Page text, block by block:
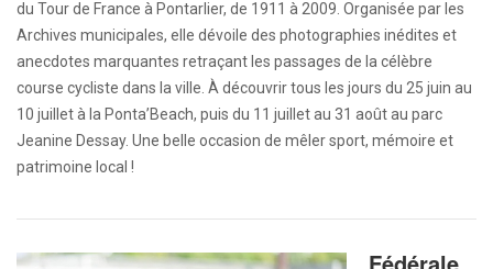
du Tour de France à Pontarlier, de 1911 à 2009. Organisée par les
Archives municipales, elle dévoile des photographies inédites et
anecdotes marquantes retraçant les passages de la célèbre
course cycliste dans la ville. À découvrir tous les jours du 25 juin au
10 juillet à la Ponta’Beach, puis du 11 juillet au 31 août au parc
Jeanine Dessay. Une belle occasion de mêler sport, mémoire et
patrimoine local !